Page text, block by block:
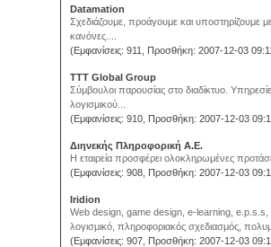
Datamation
Σχεδιάζουμε, προάγουμε και υποστηρίζουμε
κανόνες....
(Εμφανίσεις: 911, Προσθήκη: 2007-12-03
TTT Global Group
Σύμβουλοι παρουσίας στο διαδίκτυο.
λογισμικού...
(Εμφανίσεις: 910, Προσθήκη: 2007-12-03
Διηνεκής Πληροφορική Α.Ε.
Η εταιρεία προσφέρει ολοκληρωμένες
(Εμφανίσεις: 908, Προσθήκη: 2007-12-03
Iridion
Web design, game design, e-learning, e.p.s.s,
λογισμικό, πληροφοριακός σχεδιασμός,
(Εμφανίσεις: 907, Προσθήκη: 2007-12-03